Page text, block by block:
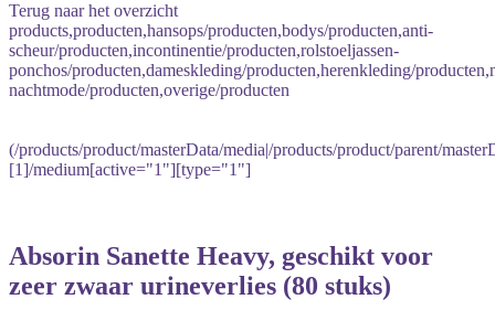
Terug naar het overzicht
products,producten,hansops/producten,bodys/producten,anti-
scheur/producten,incontinentie/producten,rolstoeljassen-
ponchos/producten,dameskleding/producten,herenkleding/
nachtmode/producten,overige/producten
(/products/product/masterData/media|/products/product/parent/
[1]/medium[active="1"][type="1"]
Absorin Sanette Heavy, geschikt voor
zeer zwaar urineverlies (80 stuks)